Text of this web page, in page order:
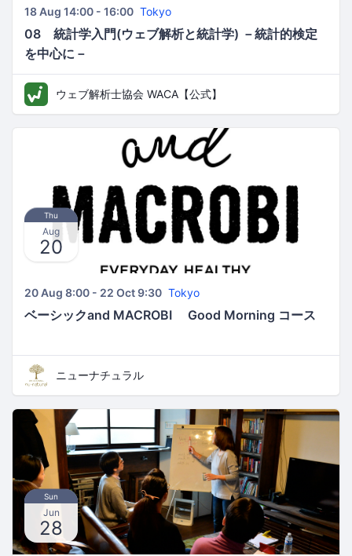
18 Aug 14:00 - 16:00 Tokyo
08 統計学入門(ウェブ解析と統計学) －統計的検定
を中心に－
ウェブ解析士協会 WACA【公式】
Thu
Aug
20
20 Aug 8:00 - 22 Oct 9:30 Tokyo
ベーシックand MACROBI Good Morning コース
ニューナチュラル
Sun
Jun
28